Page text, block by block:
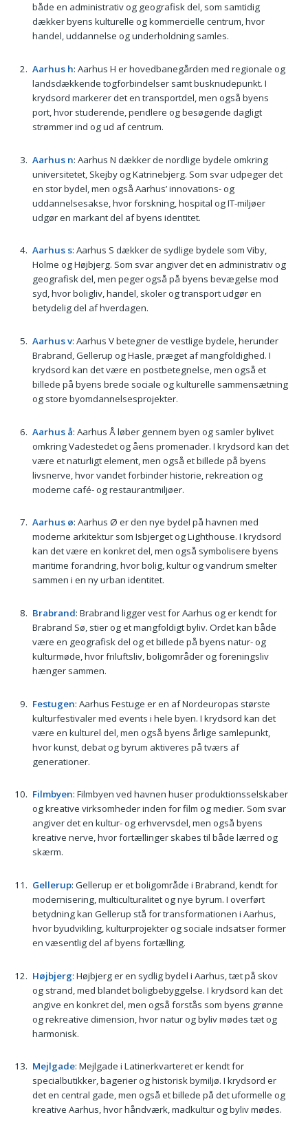
både en administrativ og geografisk del, som samtidig
dækker byens kulturelle og kommercielle centrum, hvor
handel, uddannelse og underholdning samles.
Aarhus h: Aarhus H er hovedbanegården med regionale og
landsdækkende togforbindelser samt busknudepunkt. I
krydsord markerer det en transportdel, men også byens
port, hvor studerende, pendlere og besøgende dagligt
strømmer ind og ud af centrum.
Aarhus n: Aarhus N dækker de nordlige bydele omkring
universitetet, Skejby og Katrinebjerg. Som svar udpeger det
en stor bydel, men også Aarhus’ innovations- og
uddannelsesakse, hvor forskning, hospital og IT-miljøer
udgør en markant del af byens identitet.
Aarhus s: Aarhus S dækker de sydlige bydele som Viby,
Holme og Højbjerg. Som svar angiver det en administrativ og
geografisk del, men peger også på byens bevægelse mod
syd, hvor boligliv, handel, skoler og transport udgør en
betydelig del af hverdagen.
Aarhus v: Aarhus V betegner de vestlige bydele, herunder
Brabrand, Gellerup og Hasle, præget af mangfoldighed. I
krydsord kan det være en postbetegnelse, men også et
billede på byens brede sociale og kulturelle sammensætning
og store byomdannelsesprojekter.
Aarhus å: Aarhus Å løber gennem byen og samler bylivet
omkring Vadestedet og åens promenader. I krydsord kan det
være et naturligt element, men også et billede på byens
livsnerve, hvor vandet forbinder historie, rekreation og
moderne café- og restaurantmiljøer.
Aarhus ø: Aarhus Ø er den nye bydel på havnen med
moderne arkitektur som Isbjerget og Lighthouse. I krydsord
kan det være en konkret del, men også symbolisere byens
maritime forandring, hvor bolig, kultur og vandrum smelter
sammen i en ny urban identitet.
Brabrand: Brabrand ligger vest for Aarhus og er kendt for
Brabrand Sø, stier og et mangfoldigt byliv. Ordet kan både
være en geografisk del og et billede på byens natur- og
kulturmøde, hvor friluftsliv, boligområder og foreningsliv
hænger sammen.
Festugen: Aarhus Festuge er en af Nordeuropas største
kulturfestivaler med events i hele byen. I krydsord kan det
være en kulturel del, men også byens årlige samlepunkt,
hvor kunst, debat og byrum aktiveres på tværs af
generationer.
Filmbyen: Filmbyen ved havnen huser produktionsselskaber
og kreative virksomheder inden for film og medier. Som svar
angiver det en kultur- og erhvervsdel, men også byens
kreative nerve, hvor fortællinger skabes til både lærred og
skærm.
Gellerup: Gellerup er et boligområde i Brabrand, kendt for
modernisering, multiculturalitet og nye byrum. I overført
betydning kan Gellerup stå for transformationen i Aarhus,
hvor byudvikling, kulturprojekter og sociale indsatser former
en væsentlig del af byens fortælling.
Højbjerg: Højbjerg er en sydlig bydel i Aarhus, tæt på skov
og strand, med blandet boligbebyggelse. I krydsord kan det
angive en konkret del, men også forstås som byens grønne
og rekreative dimension, hvor natur og byliv mødes tæt og
harmonisk.
Mejlgade: Mejlgade i Latinerkvarteret er kendt for
specialbutikker, bagerier og historisk bymiljø. I krydsord er
det en central gade, men også et billede på det uformelle og
kreative Aarhus, hvor håndværk, madkultur og byliv mødes.